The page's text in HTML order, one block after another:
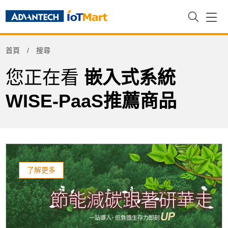
首頁 搜尋
您正在看 嵌入式系統
WISE-PaaS推薦商品
了解更多
Product Tag